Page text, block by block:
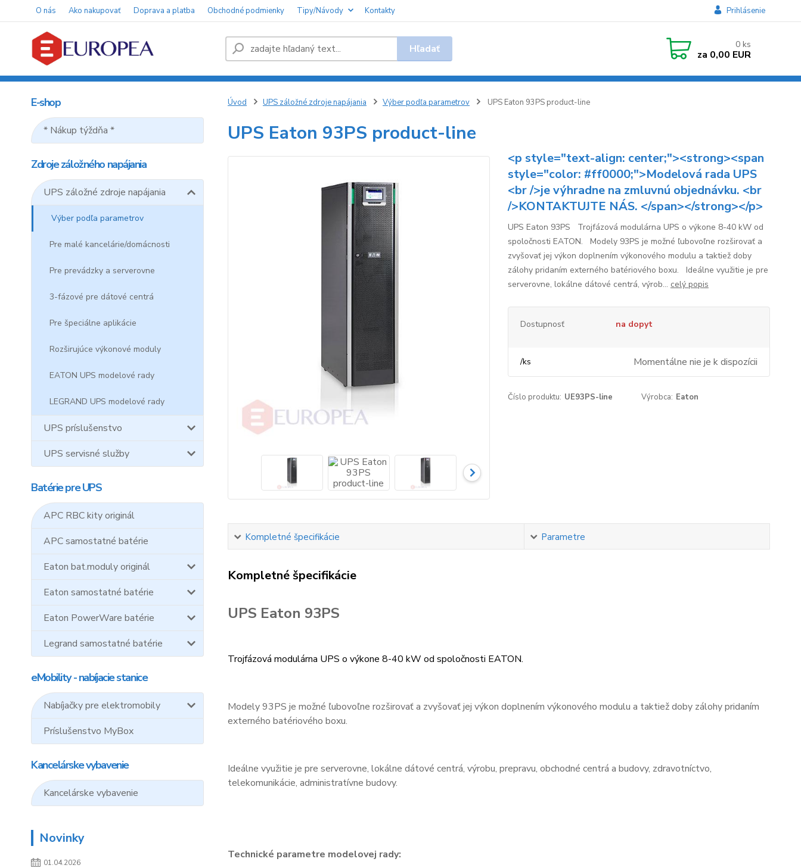
O nás Ako nakupovať Doprava a platba Obchodné podmienky Tipy/Návody Kontakty Prihlásenie
Hľadať 0 ks
za 0,00 EUR
E-shop
* Nákup týždňa *
Zdroje záložného napájania
UPS záložné zdroje napájania
Výber podľa parametrov
Pre malé kancelárie/domácnosti
Pre prevádzky a serverovne
3-fázové pre dátové centrá
Pre špeciálne aplikácie
Rozširujúce výkonové moduly
EATON UPS modelové rady
LEGRAND UPS modelové rady
UPS príslušenstvo
UPS servisné služby
Batérie pre UPS
APC RBC kity originál
APC samostatné batérie
Eaton bat.moduly originál
Eaton samostatné batérie
Eaton PowerWare batérie
Legrand samostatné batérie
eMobility - nabíjacie stanice
Nabíjačky pre elektromobily
Príslušenstvo MyBox
Kancelárske vybavenie
Kancelárske vybavenie
Novinky
01.04.2026
Úvod UPS záložné zdroje napájania Výber podľa parametrov UPS Eaton 93PS product-line
UPS Eaton 93PS product-line
<p style="text-align: center;"><strong><span
style="color: #ff0000;">Modelová rada UPS
<br />je výhradne na zmluvnú objednávku. <br
/>KONTAKTUJTE NÁS. </span></strong></p>
UPS Eaton 93PS Trojfázová modulárna UPS o výkone 8-40 kW od
spoločnosti EATON. Modely 93PS je možné ľubovoľne rozširovať a
zvyšovať jej výkon doplnením výkonového modulu a taktiež doby
zálohy pridaním externého batériového boxu. Ideálne využitie je pre
serverovne, lokálne dátové centrá, výrob... celý popis
Dostupnosť na dopyt
/ks Momentálne nie je k dispozícii
Číslo produktu: UE93PS-line Výrobca: Eaton
Kompletné špecifikácie Parametre
Kompletné špecifikácie
UPS Eaton 93PS
Trojfázová modulárna UPS o výkone 8-40 kW od spoločnosti EATON.
Modely 93PS je možné ľubovoľne rozširovať a zvyšovať jej výkon doplnením výkonového modulu a taktiež doby zálohy pridaním
externého batériového boxu.
Ideálne využitie je pre serverovne, lokálne dátové centrá, výrobu, prepravu, obchodné centrá a budovy, zdravotníctvo,
telekomunikácie, administratívne budovy.
Technické parametre modelovej rady: